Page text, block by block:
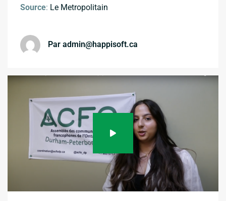
Source: Le Metropolitain
Par admin@happisoft.ca